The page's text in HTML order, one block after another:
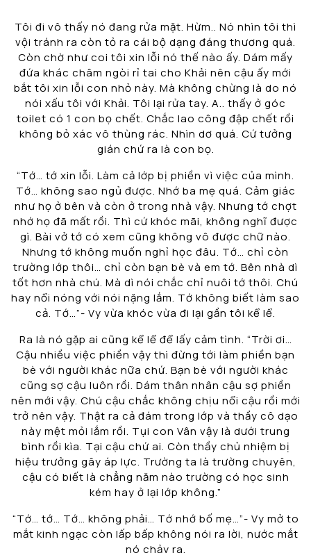
Tôi đi vô thấy nó đang rửa mặt. Hừm.. Nó nhìn tôi thì
vội tránh ra còn tỏ ra cái bộ dạng đáng thương quá.
Còn chờ như coi tôi xin lỗi nó thế nào ấy. Dám mấy
đứa khác châm ngòi rỉ tai cho Khải nên cậu ấy mới
bắt tôi xin lỗi con nhỏ này. Mà không chừng là do nó
nói xấu tôi với Khải. Tôi lại rửa tay. A.. thấy ở góc
toilet có 1 con bọ chết. Chắc lao công đập chết rồi
không bỏ xác vô thùng rác. Nhìn dơ quá. Cứ tưởng
gián chứ ra là con bọ.
“Tớ… tớ xin lỗi. Làm cả lớp bị phiền vì việc của mình.
Tớ… không sao ngủ được. Nhớ ba mẹ quá. Cảm giác
như họ ở bên và còn ở trong nhà vậy. Nhưng tớ chợt
nhớ họ đã mất rồi. Thì cứ khóc mãi, không nghĩ được
gì. Bài vở tớ có xem cũng không vô được chữ nào.
Nhưng tớ không muốn nghỉ học đâu. Tớ… chỉ còn
trường lớp thôi… chỉ còn bạn bè và em tớ. Bên nhà dì
tốt hơn nhà chú. Mà dì nói chắc chỉ nuôi tớ thôi. Chú
hay nổi nóng với nói nặng lắm. Tớ không biết làm sao
cả. Tớ…”- Vy vừa khóc vừa đi lại gần tôi kể lể.
Ra là nó gặp ai cũng kể lể để lấy cảm tình. “Trời ơi…
Cậu nhiều việc phiền vậy thì đừng tới làm phiền bạn
bè với người khác nữa chứ. Bạn bè với người khác
cũng sợ cậu luôn rồi. Dám thân nhân cậu sợ phiền
nên mới vậy. Chú cậu chắc không chịu nổi cậu rồi mới
trở nên vậy. Thật ra cả đám trong lớp và thầy cô dạo
này mệt mỏi lắm rồi. Tụi con Vân vậy là dưới trung
bình rồi kìa. Tại cậu chứ ai. Còn thầy chủ nhiệm bị
hiệu trưởng gây áp lực. Trường ta là trường chuyên,
cậu có biết là chẳng năm nào trường có học sinh
kém hay ở lại lớp không.”
“Tớ… tớ… Tớ… không phải… Tớ nhớ bố mẹ…”- Vy mở to
mắt kinh ngạc còn lấp bấp không nói ra lời, nước mắt
nó chảy ra.